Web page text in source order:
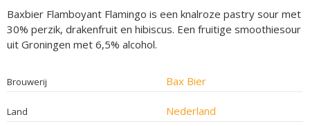
Baxbier Flamboyant Flamingo is een knalroze pastry sour met
30% perzik, drakenfruit en hibiscus. Een fruitige smoothiesour
uit Groningen met 6,5% alcohol.
Brouwerij Bax Bier
Land Nederland